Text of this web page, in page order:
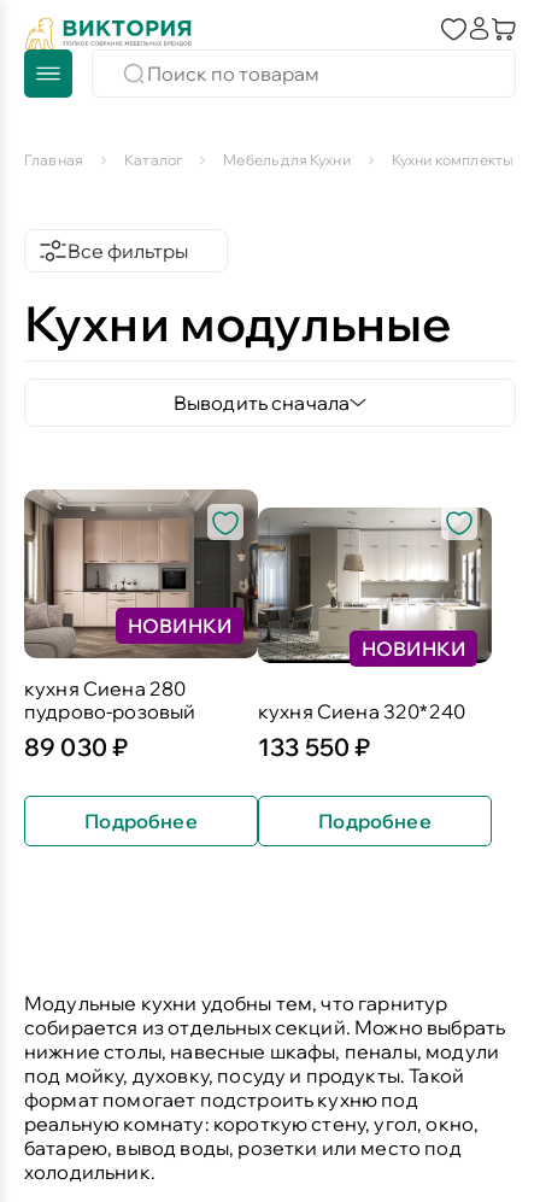
Главная Каталог Мебель для Кухни Кухни комплекты
Все фильтры
Кухни модульные
Выводить сначала
НОВИНКИ
кухня Сиена 280
пудрово-розовый
89 030 ₽
Подробнее
НОВИНКИ
кухня Сиена 320*240
133 550 ₽
Подробнее
Модульные кухни удобны тем, что гарнитур
собирается из отдельных секций. Можно выбрать
нижние столы, навесные шкафы, пеналы, модули
под мойку, духовку, посуду и продукты. Такой
формат помогает подстроить кухню под
реальную комнату: короткую стену, угол, окно,
батарею, вывод воды, розетки или место под
холодильник.